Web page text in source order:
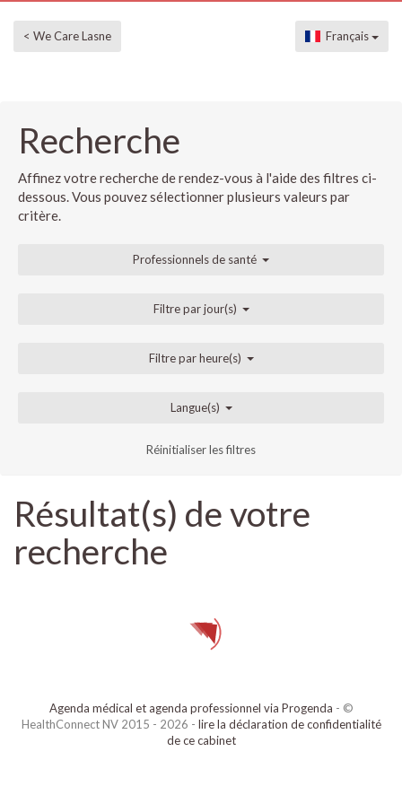
< We Care Lasne Français
Recherche
Affinez votre recherche de rendez-vous à l'aide des filtres ci-
dessous. Vous pouvez sélectionner plusieurs valeurs par
critère.
Professionnels de santé
Filtre par jour(s)
Filtre par heure(s)
Langue(s)
Réinitialiser les filtres
Résultat(s) de votre
recherche
Agenda médical et agenda professionnel via Progenda - ©
HealthConnect NV 2015 - 2026 - lire la déclaration de confidentialité
de ce cabinet